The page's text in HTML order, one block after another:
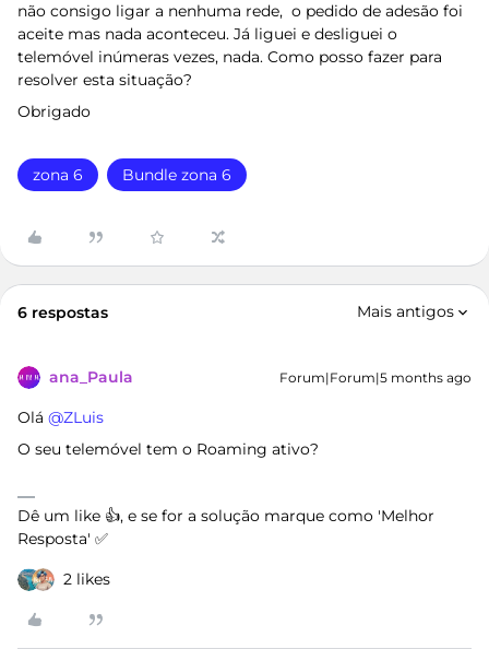
não consigo ligar a nenhuma rede, o pedido de adesão foi
aceite mas nada aconteceu. Já liguei e desliguei o
telemóvel inúmeras vezes, nada. Como posso fazer para
resolver esta situação?
Obrigado
zona 6 Bundle zona 6
6 respostas Mais antigos
ana_Paula Forum|Forum|5 months ago
Olá ​ @ZLuis
O seu telemóvel tem o Roaming ativo?
Dê um like 👍, e se for a solução marque como 'Melhor
Resposta' ✅
2 likes